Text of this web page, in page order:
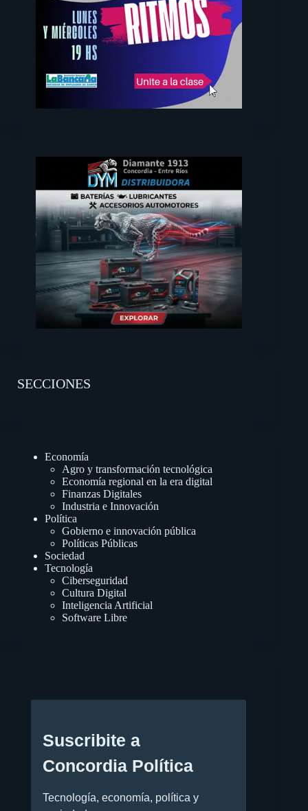
SECCIONES
Economía
Agro y transformación tecnológica
Economía regional en la era digital
Finanzas Digitales
Industria e Innovación
Política
Gobierno e innovación pública
Políticas Públicas
Sociedad
Tecnología
Ciberseguridad
Cultura Digital
Inteligencia Artificial
Software Libre